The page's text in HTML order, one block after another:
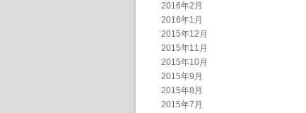
2016年2月
2016年1月
2015年12月
2015年11月
2015年10月
2015年9月
2015年8月
2015年7月